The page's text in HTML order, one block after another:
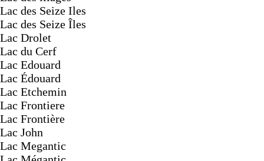
Lac des Seize Iles
Lac des Seize Îles
Lac Drolet
Lac du Cerf
Lac Edouard
Lac Édouard
Lac Etchemin
Lac Frontiere
Lac Frontière
Lac John
Lac Megantic